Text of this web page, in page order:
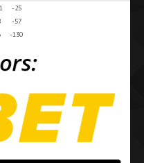
-25
-57
-130